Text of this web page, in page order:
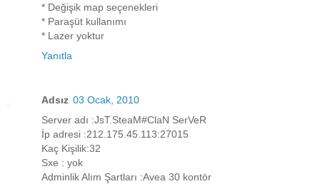
* Değişik map seçenekleri
* Paraşüt kullanımı
* Lazer yoktur
Yanıtla
Adsız 03 Ocak, 2010
Server adı :JsT.SteaM#ClaN SerVeR
İp adresi :212.175.45.113:27015
Kaç Kişilik:32
Sxe : yok
Adminlik Alım Şartları :Avea 30 kontör